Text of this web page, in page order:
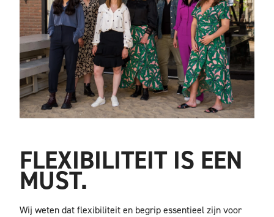
FLEXIBILITEIT IS EEN
MUST.
Wij weten dat flexibiliteit en begrip essentieel zijn voor